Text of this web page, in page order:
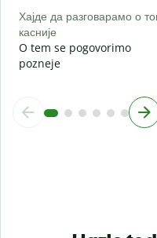
Хајде да разговарамо о
касније
O tem se pogovorimo
pozneje